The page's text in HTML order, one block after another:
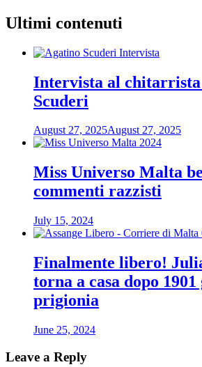
Ultimi contenuti
Intervista al
Scuderi
August 27, 2025August 27, 2025
Miss Universo Malta
commenti razzisti
July 15, 2024
Finalmente libero!
torna a casa dopo
prigionia
June 25, 2024
Leave a Reply